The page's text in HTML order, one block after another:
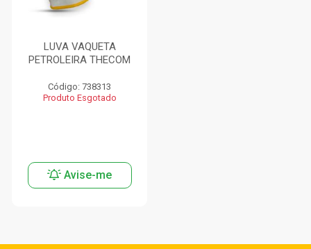
LUVA VAQUETA
PETROLEIRA THECOM
Código: 738313
Produto Esgotado
Avise-me